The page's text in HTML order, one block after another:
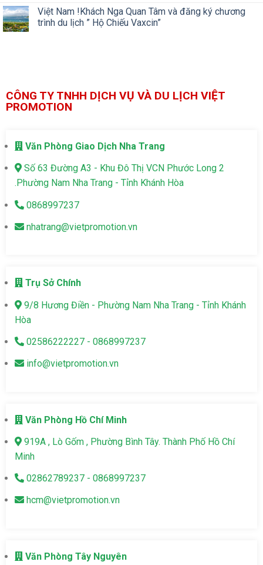
Việt Nam !Khách Nga Quan Tâm và đăng ký chương
trình du lịch ” Hộ Chiếu Vaxcin”
CÔNG TY TNHH DỊCH VỤ VÀ DU LỊCH VIỆT
PROMOTION
Văn Phòng Giao Dịch Nha Trang
Số 63 Đường A3 - Khu Đô Thị VCN Phước Long 2
.Phường Nam Nha Trang - Tỉnh Khánh Hòa
0868997237
nhatrang@vietpromotion.vn
Trụ Sở Chính
9/8 Hương Điền - Phường Nam Nha Trang - Tỉnh Khánh
Hòa
02586222227 - 0868997237
info@vietpromotion.vn
Văn Phòng Hồ Chí Minh
919A , Lò Gốm , Phường Bình Tây. Thành Phố Hồ Chí
Minh
02862789237 - 0868997237
hcm@vietpromotion.vn
Văn Phòng Tây Nguyên